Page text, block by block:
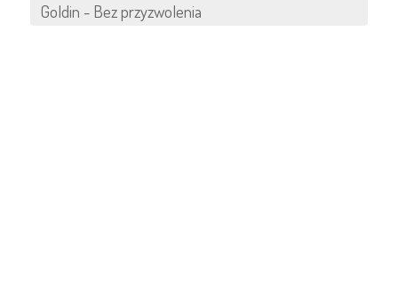
Goldin - Bez przyzwolenia